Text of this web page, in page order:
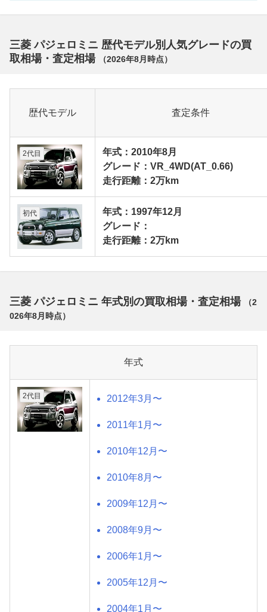
三菱 パジェロミニ 歴代モデル別人気グレードの買
取相場・査定相場
（2026年8月 時点）
歴代モデル 査定条件
2代目
年式：2010年8月
グレード：VR_4WD(AT_0.66)
走行距離：2万km
初代
年式：1997年12月
グレード：
走行距離：2万km
三菱 パジェロミニ 年式別の買取相場・査定相場 （2
026年8月 時点）
年式
2代目 2012年3月〜
2011年1月〜
2010年12月〜
2010年8月〜
2009年12月〜
2008年9月〜
2006年1月〜
2005年12月〜
2004年1月〜